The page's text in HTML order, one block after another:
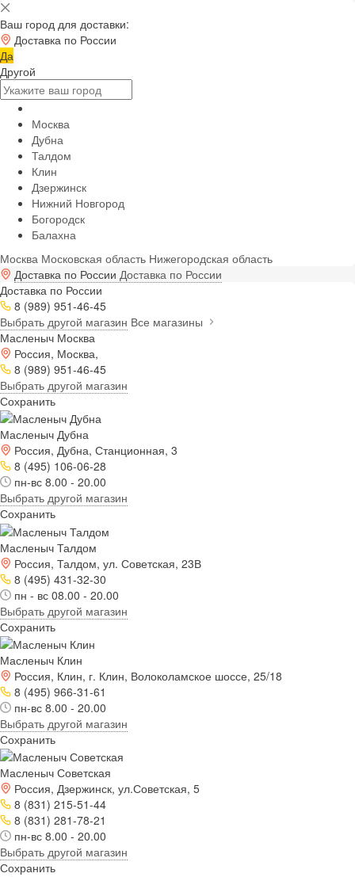
Ваш город для доставки:
Доставка по России
Да
Другой
Москва
Дубна
Талдом
Клин
Дзержинск
Нижний Новгород
Богородск
Балахна
Москва Московская область Нижегородская область
Доставка по России Доставка по России
Доставка по России
8 (989) 951-46-45
Выбрать другой магазин Все магазины
Масленыч Москва
Россия, Москва,
8 (989) 951-46-45
Выбрать другой магазин
Сохранить
Масленыч Дубна
Россия, Дубна, Станционная, 3
8 (495) 106-06-28
пн-вс 8.00 - 20.00
Выбрать другой магазин
Сохранить
Масленыч Талдом
Россия, Талдом, ул. Советская, 23В
8 (495) 431-32-30
пн - вс 08.00 - 20.00
Выбрать другой магазин
Сохранить
Масленыч Клин
Россия, Клин, г. Клин, Волоколамское шоссе, 25/18
8 (495) 966-31-61
пн-вс 8.00 - 20.00
Выбрать другой магазин
Сохранить
Масленыч Советская
Россия, Дзержинск, ул.Советская, 5
8 (831) 215-51-44
8 (831) 281-78-21
пн-вс 8.00 - 20.00
Выбрать другой магазин
Сохранить